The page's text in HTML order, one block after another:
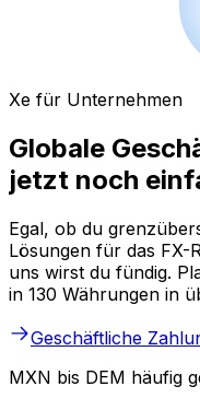
Xe für Unternehmen
Globale
jetzt noch
Egal, ob du
Lösungen für das FX-
uns wirst du fündig.
in 130 Währungen in
Geschäftliche
MXN bis DEM häufig